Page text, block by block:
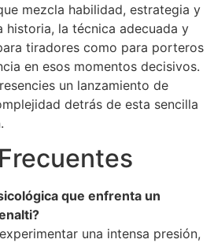
mezcla habilidad, estrategia y
historia, la técnica adecuada y
tiradores como para porteros
en esos momentos decisivos.
un lanzamiento de
detrás de esta sencilla
que enfrenta un
una intensa presión,